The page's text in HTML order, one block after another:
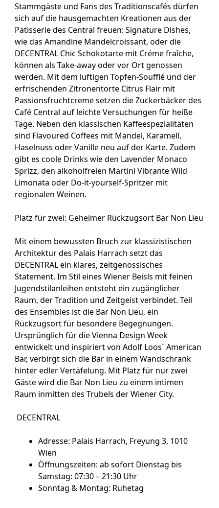
Stammgäste und Fans des Traditionscafés dürfen
sich auf die hausgemachten Kreationen aus der
Patisserie des Central freuen: Signature Dishes,
wie das Amandine Mandelcroissant, oder die
DECENTRAL Chic Schokotarte mit Créme fraîche,
können als Take-away oder vor Ort genossen
werden. Mit dem luftigen Topfen-Soufflé und der
erfrischenden Zitronentorte Citrus Flair mit
Passionsfruchtcreme setzen die Zuckerbäcker des
Café Central auf leichte Versuchungen für heiße
Tage. Neben den klassischen Kaffeespezialitäten
sind Flavoured Coffees mit Mandel, Karamell,
Haselnuss oder Vanille neu auf der Karte. Zudem
gibt es coole Drinks wie den Lavender Monaco
Sprizz, den alkoholfreien Martini Vibrante Wild
Limonata oder Do-it-yourself-Spritzer mit
regionalen Weinen.
Platz für zwei: Geheimer Rückzugsort Bar Non Lieu
Mit einem bewussten Bruch zur klassizistischen
Architektur des Palais Harrach setzt das
DECENTRAL ein klares, zeitgenössisches
Statement. Im Stil eines Wiener Beisls mit feinen
Jugendstilanleihen entsteht ein zugänglicher
Raum, der Tradition und Zeitgeist verbindet. Teil
des Ensembles ist die Bar Non Lieu, ein
Rückzugsort für besondere Begegnungen.
Ursprünglich für die Vienna Design Week
entwickelt und inspiriert von Adolf Loos` American
Bar, verbirgt sich die Bar in einem Wandschrank
hinter edler Vertäfelung. Mit Platz für nur zwei
Gäste wird die Bar Non Lieu zu einem intimen
Raum inmitten des Trubels der Wiener City.
DECENTRAL
Adresse: Palais Harrach, Freyung 3, 1010
Wien
Öffnungszeiten: ab sofort Dienstag bis
Samstag: 07:30 – 21:30 Uhr
Sonntag & Montag: Ruhetag